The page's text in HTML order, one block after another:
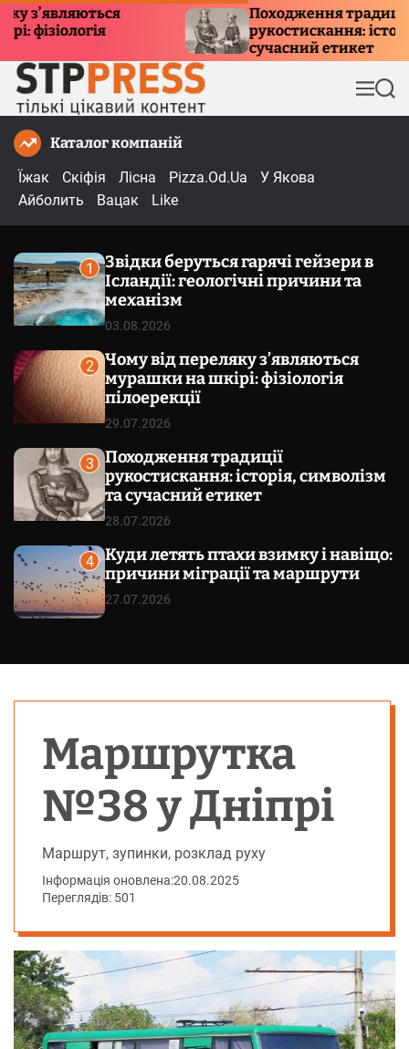
Походження традиції
рукостискання: історія,
сучасний етикет
М
е
П
о
Каталог компаній
Їжак
Скіфія Лісна Pizza.Od.Ua
У Якова
Айболить
Вацак Like
1
Звідки беруться гарячі гейзери в
Ісландії: геологічні причини та
механізм
03.08.2026
2
Чому від переляку з’являються
мурашки на шкірі: фізіологія
пілоерекції
29.07.2026
3
Походження традиції
рукостискання: історія, символізм
та сучасний етикет
28.07.2026
4
Куди летять птахи взимку і навіщо:
причини міграції та маршрути
27.07.2026
Маршрутка
№38 у Дніпрі
Маршрут, зупинки, розклад руху
Інформація оновлена:20.08.2025
Переглядів: 501